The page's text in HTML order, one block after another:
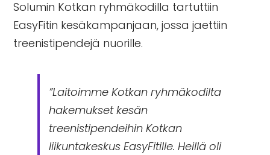
Solumin Kotkan ryhmäkodilla tartuttiin
EasyFitin kesäkampanjaan, jossa jaettiin
treenistipendejä nuorille.
”Laitoimme Kotkan ryhmäkodilta
hakemukset kesän
treenistipendeihin Kotkan
liikuntakeskus EasyFitille. Heillä oli